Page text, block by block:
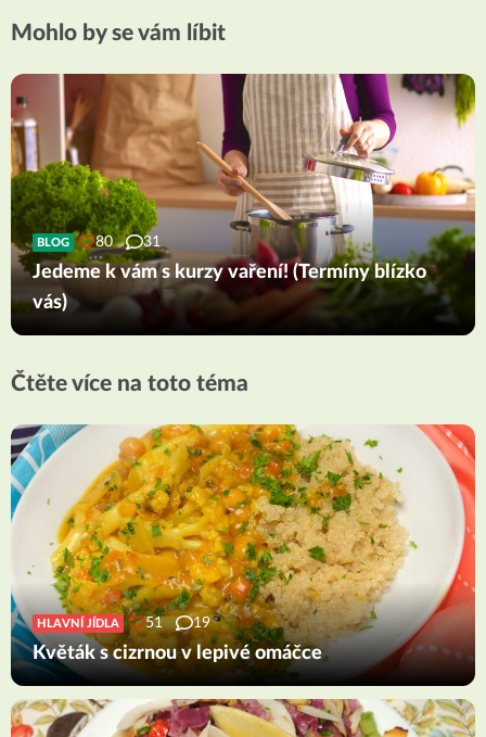
Mohlo by se vám líbit
BLOG 80 31
Jedeme k vám s kurzy vaření! (Termíny blízko
vás)
Čtěte více na toto téma
HLAVNÍ JÍDLA 51 19
Květák s cizrnou v lepivé omáčce